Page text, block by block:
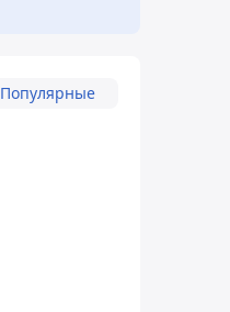
Популярные